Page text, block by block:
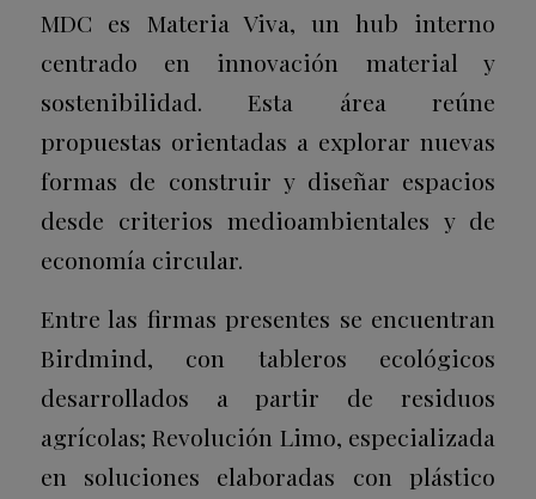
MDC es Materia Viva, un hub interno
centrado en innovación material y
sostenibilidad. Esta área reúne
propuestas orientadas a explorar nuevas
formas de construir y diseñar espacios
desde criterios medioambientales y de
economía circular.
Entre las firmas presentes se encuentran
Birdmind, con tableros ecológicos
desarrollados a partir de residuos
agrícolas; Revolución Limo, especializada
en soluciones elaboradas con plástico